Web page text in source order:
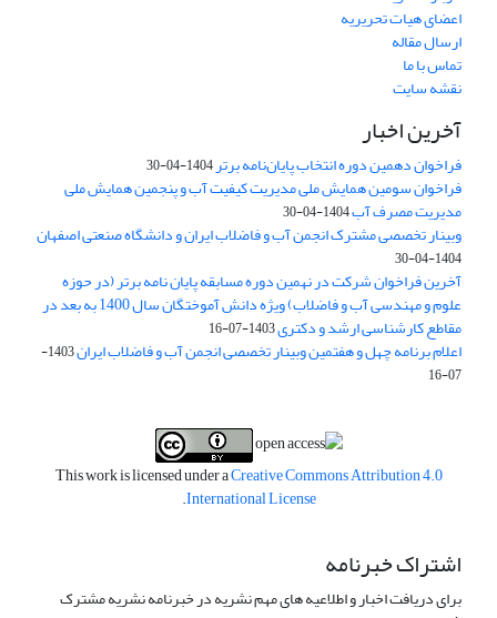
اعضای هیات تحریریه
ارسال مقاله
تماس با ما
نقشه سایت
آخرین اخبار
فراخوان دهمین دوره انتخاب پایان‌نامه برتر1404-04-30
فراخوان سومین همایش ملی مدیریت کیفیت آب و پنجمین همایش ملی
مدیریت مصرف آب1404-04-30
وبینار تخصصی مشترک انجمن آب و فاضلاب ایران و دانشگاه صنعتی اصفهان
1404-04-30
آخرین فراخوان شرکت در نهمین دوره مسابقه پایان نامه برتر (در حوزه
علوم و مهندسی آب و فاضلاب) ویژه دانش آموختگان سال 1400 به بعد در
مقاطع کارشناسی ارشد و دکتری1403-07-16
اعلام برنامه چهل و هفتمین وبینار تخصصی انجمن آب و فاضلاب ایران
1403-
07-16
This work is licensed under aCreative Commons Attribution 4.0
International License
.
اشتراک خبرنامه
برای دریافت اخبار و اطلاعیه های مهم نشریه در خبرنامه نشریه مشترک